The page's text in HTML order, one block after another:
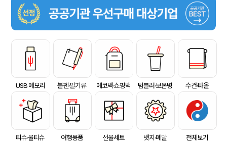
USB 메모리 볼펜·필기류 에코백·쇼핑백 텀블러·보온병 수건·타올
티슈·물티슈 여행용품 선물세트 뱃지·메달 전체보기